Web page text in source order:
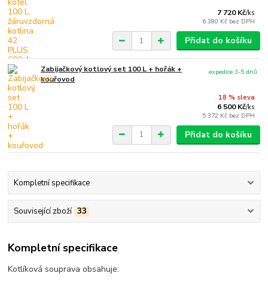
7 720 Kč/ks
6 380 Kč bez DPH
Přidat do košíku
Zabijačkový kotlový set 100 L + hořák +
kouřovod
18 % sleva
6 500 Kč/ks
5 372 Kč bez DPH
expedice 3-5 dnů
Přidat do košíku
Kompletní specifikace
Související zboží 33
Kompletní specifikace
Kotlíková souprava obsahuje: